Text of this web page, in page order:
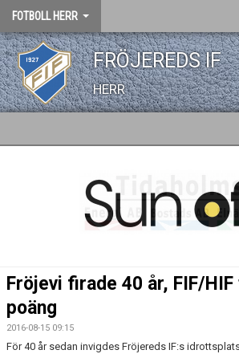
FOTBOLL HERR
FRÖJEREDS IF
HERR
BILDGALLERI
DOKUMENT
Fröjevi firade 40 år, FIF/
poäng
2016-08-15 09:15
För 40 år sedan invigdes Fröjereds IF:s